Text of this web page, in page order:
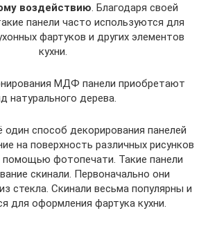
воздействию . Благодаря своей
панели часто используются для
фартуков и других элементов
кухни.
МДФ панели приобретают
натурального дерева.
способ декорирования панелей
на поверхность различных рисунков
фотопечати. Такие панели
скинали. Первоначально они
стекла. Скинали весьма популярны и
для оформления фартука кухни.